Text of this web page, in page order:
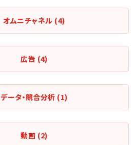
オムニチャネル (4)
広告 (4)
データ・競合分析 (1)
動画 (2)